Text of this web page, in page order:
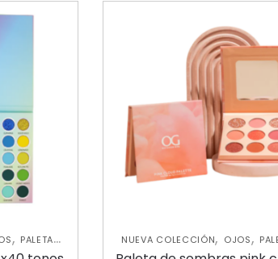
, PALETAS
NUEVA COLECCIÓN, OJOS,
DE SOMBRAS